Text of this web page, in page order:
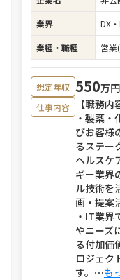
業界
DX
業種・職種
営業
想定年収 550万
仕事内容
【職務内
・製薬
びお客様
るステー
ヘルスケ
ギー業界
ル技術を
画・提案
・IT業界
やニーズ
る付加価
ロジェク
す。 ⋯も